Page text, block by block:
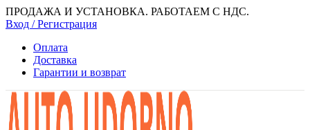
ПРОДАЖА И УСТАНОВКА. РАБОТАЕМ С НДС.
Вход / Регистрация
Оплата
Доставка
Гарантии и возврат